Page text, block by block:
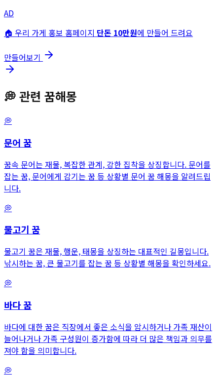
AD
🏠 우리 가게 홍보 홈페이지 단돈 10만원에 만들어 드려요
만들어보기
💭 관련 꿈해몽
💭
문어 꿈
꿈속 문어는 재물, 복잡한 관계, 강한 집착을 상징합니다. 문어를
잡는 꿈, 문어에게 감기는 꿈 등 상황별 문어 꿈 해몽을 알려드립
니다.
💭
물고기 꿈
물고기 꿈은 재물, 행운, 태몽을 상징하는 대표적인 길몽입니다.
낚시하는 꿈, 큰 물고기를 잡는 꿈 등 상황별 해몽을 확인하세요.
💭
바다꿈
바다에 대한 꿈은 직장에서 좋은 소식을 암시하거나 가족 재산이
늘어나거나 가족 구성원이 증가함에 따라 더 많은 책임과 의무를
져야 함을 의미합니다.
💭